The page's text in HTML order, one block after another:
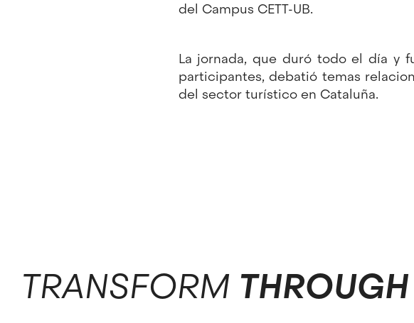
del Campus CETT-UB.
La jornada, que duró todo el día y
participantes, debatió temas
del sector turístico en Cataluña.
TRANSFORM